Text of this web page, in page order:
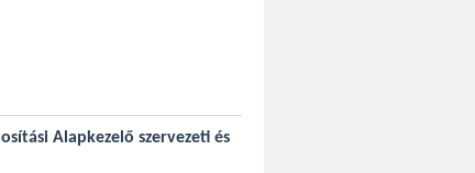
Alapkezelő szervezeti és